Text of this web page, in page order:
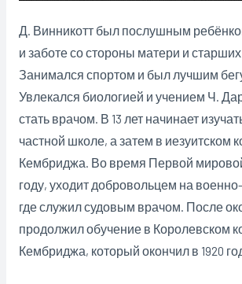
Д. Винникотт был послушным
и заботе со стороны матери и
Занимался спортом и был лучшим
Увлекался биологией и учением Ч.
стать врачом. В 13 лет начинает
частной школе, а затем в иезуитском
Кембриджа. Во время Первой
году, уходит добровольцем на
где служил судовым врачом. После
продолжил обучение в Королевском
Кембриджа, который окончил в 1920